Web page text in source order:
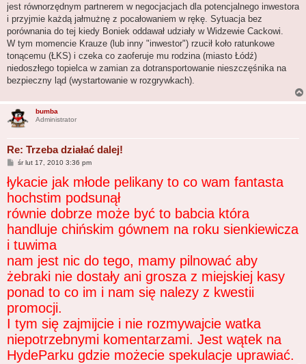
jest równorzędnym partnerem w negocjacjach dla potencjalnego inwestora
i przyjmie każdą jałmużnę z pocałowaniem w rękę. Sytuacja bez
porównania do tej kiedy Boniek oddawał udziały w Widzewie Cackowi.
W tym momencie Krauze (lub inny "inwestor") rzucił koło ratunkowe
tonącemu (ŁKS) i czeka co zaoferuje mu rodzina (miasto Łódź)
niedoszłego topielca w zamian za dotransportowanie nieszczęśnika na
bezpieczny ląd (wystartowanie w rozgrywkach).
bumba
Administrator
Re: Trzeba działać dalej!
P
s
t
śr lut 17, 2010 3:36 pm
łykacie jak młode pelikany to co wam fantasta
hochstim podsunął
równie dobrze może być to babcia która
handluje chińskim gównem na roku sienkiewicza
i tuwima
nam jest nic do tego, mamy pilnować aby
żebraki nie dostały ani grosza z miejskiej kasy
ponad to co im i nam się nalezy z kwestii
promocji.
I tym się zajmijcie i nie rozmywajcie watka
niepotrzebnymi komentarzami. Jest wątek na
HydeParku gdzie możecie spekulacje uprawiać.